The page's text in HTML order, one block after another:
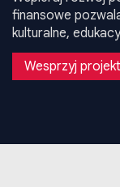
finansowe
kulturalne,
Wesprzyj projekt